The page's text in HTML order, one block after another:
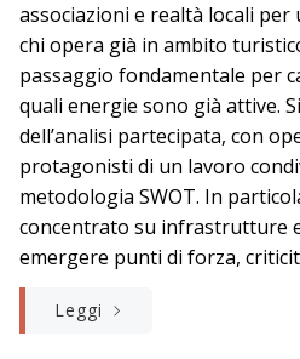
associazioni e realtà locali
chi opera già in ambito
passaggio fondamentale per
quali energie sono già attive.
dell’analisi partecipata, con
protagonisti di un lavoro
metodologia SWOT. In
concentrato su infrastrutture
emergere punti di forza,
Leggi